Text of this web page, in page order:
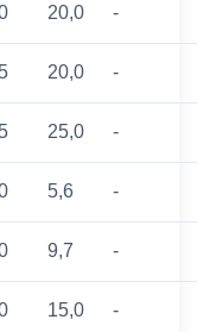
20,0 -
20,0 -
25,0 -
5,6 -
9,7 -
15,0 -